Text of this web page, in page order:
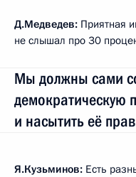
Д.Медведев: Приятная
не слышал про 30
Мы должны сами
демократическую
и насытить её
Я.Кузьминов: Есть